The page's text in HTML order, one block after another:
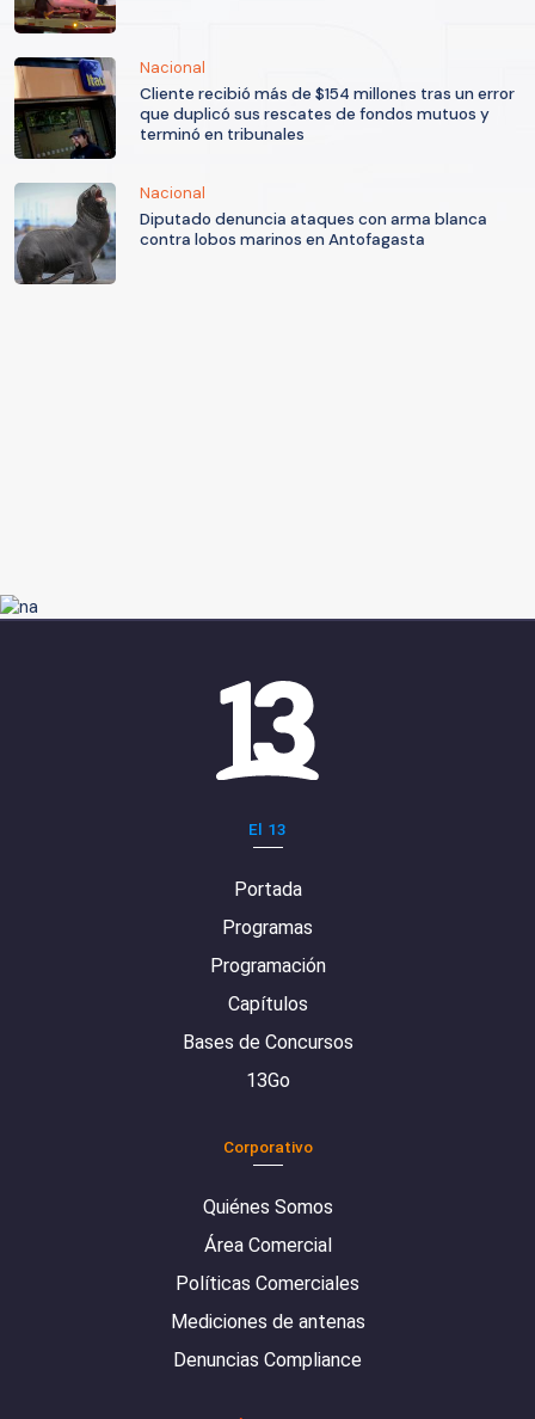
Nacional
Cliente recibió más de $154 millones tras un error
que duplicó sus rescates de fondos mutuos y
terminó en tribunales
Nacional
Diputado denuncia ataques con arma blanca
contra lobos marinos en Antofagasta
El 13
Portada
Programas
Programación
Capítulos
Bases de Concursos
13Go
Corporativo
Quiénes Somos
Área Comercial
Políticas Comerciales
Mediciones de antenas
Denuncias Compliance